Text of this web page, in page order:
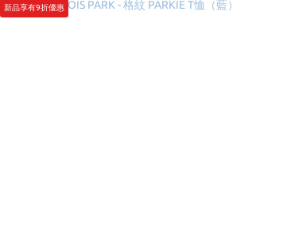
新品享有9折優惠